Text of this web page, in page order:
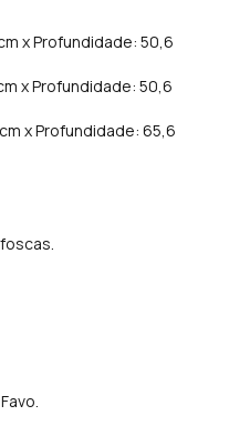
x Profundidade: 50,6
x Profundidade: 50,6
x Profundidade: 65,6